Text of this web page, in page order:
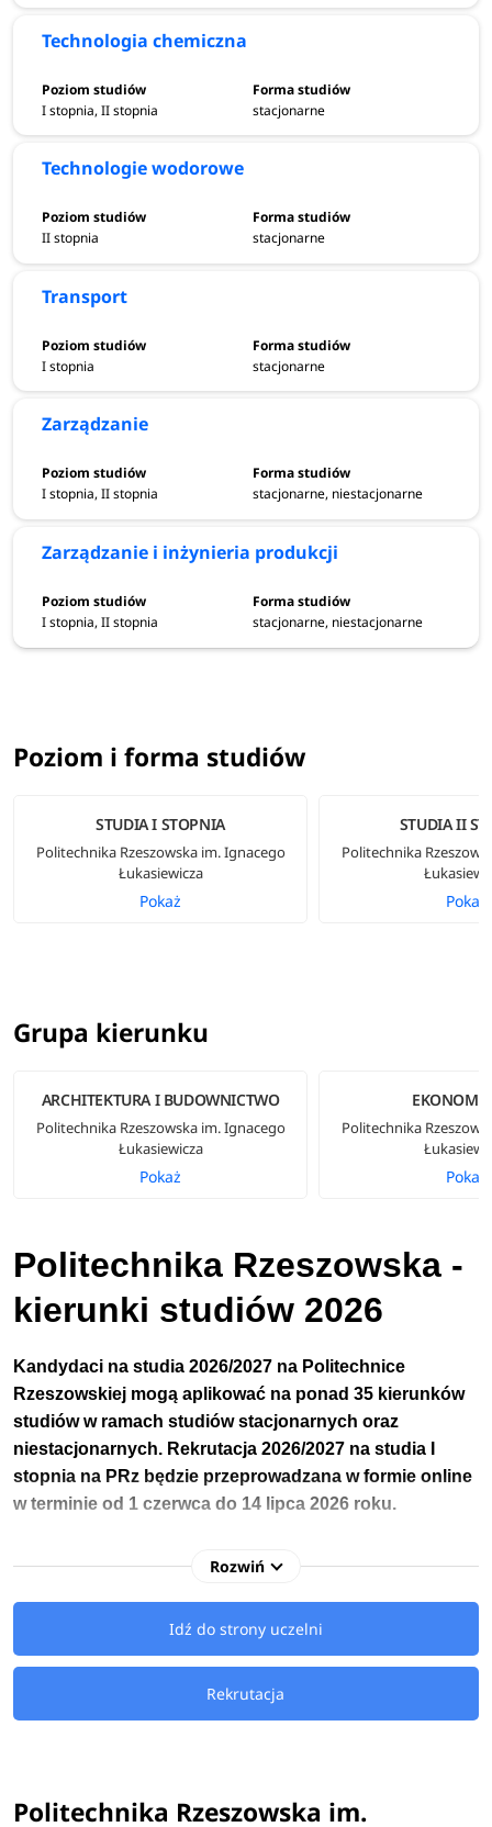
Technologia chemiczna
I stopnia, II stopnia stacjonarne
Technologie wodorowe
II stopnia stacjonarne
Transport
I stopnia stacjonarne
Zarządzanie
I stopnia, II stopnia stacjonarne, niestacjonarne
Zarządzanie i inżynieria produkcji
I stopnia, II stopnia stacjonarne, niestacjonarne
Poziom i forma studiów
STUDIA I STOPNIA
Politechnika Rzeszowska im. Ignacego
Łukasiewicza
Pokaż
STUDIA II
Politechnika
Pokaż
Grupa kierunku
ARCHITEKTURA I BUDOWNICTWO
Politechnika Rzeszowska im. Ignacego
Łukasiewicza
Pokaż
Politechnika
Pokaż
Politechnika Rzeszowska -
kierunki studiów 2026
Kandydaci na studia 2026/2027 na Politechnice
Rzeszowskiej mogą aplikować na ponad 35 kierunków
studiów w ramach studiów stacjonarnych oraz
niestacjonarnych. Rekrutacja 2026/2027 na studia I
stopnia na PRz będzie przeprowadzana w formie online
w terminieod 1 czerwca do 14 lipca 2026 roku.
Kandydaci na studia 2026/2027 na Politechnikę
m.in.: z lotnictwem i kosmonautyką, informatyką,
rachunkowością, zarządzaniem, mechaniką i budową
maszyn czy inżynierią wzornictwa przemysłowego.
niewystarczającą liczbę zgłoszonych kandydatów
Rozwiń
Idź do strony uczelni
Rekrutacja
Politechnika Rzeszowska im.